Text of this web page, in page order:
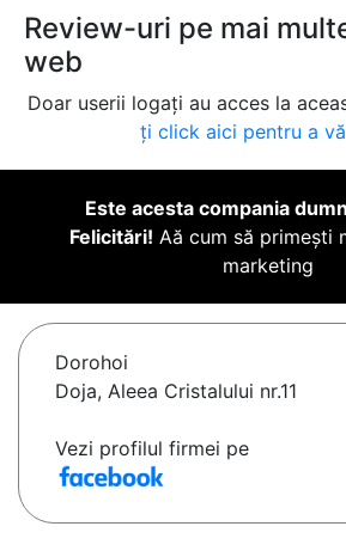
Review-uri pe mai
web
Doar userii logați au acces la
ți click aici pentru a
Este acesta compania
Felicitări! Aă cum să primești
marketing
Dorohoi
Doja, Aleea Cristalului nr.11
Vezi profilul firmei pe